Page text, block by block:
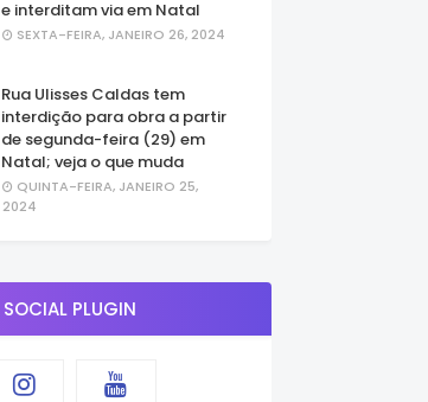
e interditam via em Natal
SEXTA-FEIRA, JANEIRO 26, 2024
Rua Ulisses Caldas tem
interdição para obra a partir
de segunda-feira (29) em
Natal; veja o que muda
QUINTA-FEIRA, JANEIRO 25,
2024
SOCIAL PLUGIN